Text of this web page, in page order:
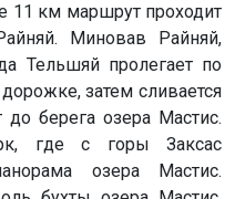
11 км маршрут проходит
Миновав Райняй,
Тельшяй пролегает по
затем сливается
берега озера Мастис.
где с горы Заксас
озера Мастис.